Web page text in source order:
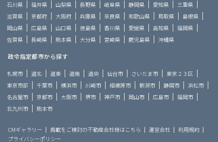
石川県
福井県 山梨県 長野県 岐阜県 静岡県 愛知県
三重県
滋賀県
京都府 大阪府 兵庫県 奈良県 和歌山県 鳥取県
島根県
岡山県
広島県 山口県 徳島県 香川県 愛媛県 高知県
福岡県
佐賀県
長崎県 熊本県 大分県 宮崎県 鹿児島県 沖縄県
政令指定都市から探す
札幌市 道北 道東 道南 道央 仙台市 さいたま市
東京２３区
東京市部
千葉市 横浜市 川崎市 相模原市 新潟市 静岡市
浜松市
名古屋市
京都市 大阪市 堺市 神戸市 岡山市 広島市
福岡市
北九州市
熊本市
CMギャラリー 掲載をご検討の不動産会社様はこちら 運営会社
利用規約
プライバシーポリシー